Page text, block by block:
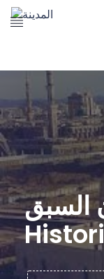
The Prophet's
Madena
Contact Us
/